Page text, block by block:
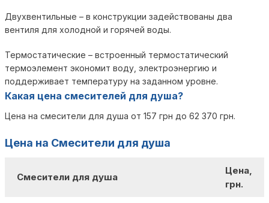
Двухвентильные – в конструкции задействованы два
вентиля для холодной и горячей воды.
Термостатические – встроенный термостатический
термоэлемент экономит воду, электроэнергию и
поддерживает температуру на заданном уровне.
Какая цена смесителей для душа?
Цена на смесители для душа от 157 грн до 62 370 грн.
Цена на Смесители для душа
Смесители для душа
Цена,
грн.